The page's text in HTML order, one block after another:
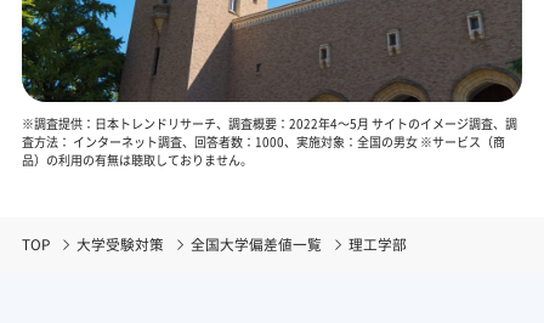
※調査提供：日本トレンドリサーチ、調査概要：2022年4～5月 サイトのイメージ調査、調
査方法： インターネット調査、回答者数：1000、実施対象：全国の男女 ※サービス（商
品）の利用の有無は聴取しておりません。
TOP 大学受験対策 全国大学偏差値一覧 理工学部